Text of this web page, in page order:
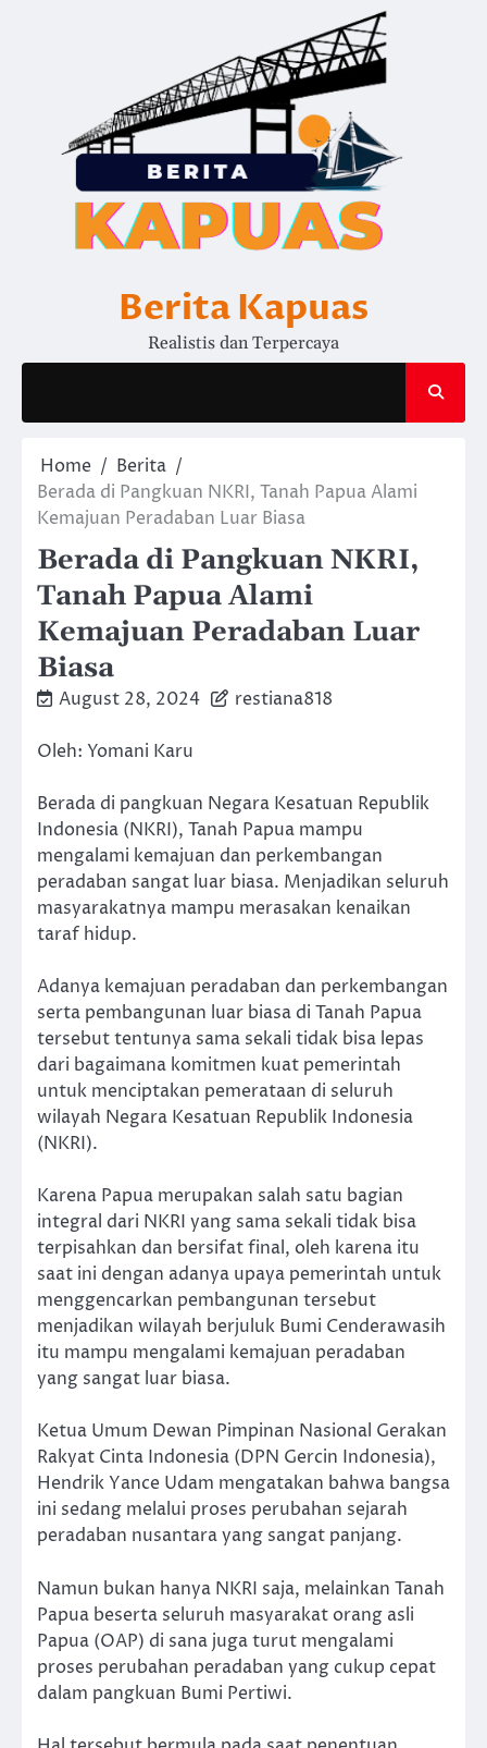
Berita Kapuas
Realistis dan Terpercaya
Home
Berita
⁠Berada di Pangkuan NKRI, Tanah Papua Alami
Kemajuan Peradaban Luar Biasa
⁠Berada di Pangkuan NKRI,
Tanah Papua Alami
Kemajuan Peradaban Luar
Biasa
August 28, 2024 restiana818
Oleh: Yomani Karu
Berada di pangkuan Negara Kesatuan Republik
Indonesia (NKRI), Tanah Papua mampu
mengalami kemajuan dan perkembangan
peradaban sangat luar biasa. Menjadikan seluruh
masyarakatnya mampu merasakan kenaikan
taraf hidup.
Adanya kemajuan peradaban dan perkembangan
serta pembangunan luar biasa di Tanah Papua
tersebut tentunya sama sekali tidak bisa lepas
dari bagaimana komitmen kuat pemerintah
untuk menciptakan pemerataan di seluruh
wilayah Negara Kesatuan Republik Indonesia
(NKRI).
Karena Papua merupakan salah satu bagian
integral dari NKRI yang sama sekali tidak bisa
terpisahkan dan bersifat final, oleh karena itu
saat ini dengan adanya upaya pemerintah untuk
menggencarkan pembangunan tersebut
menjadikan wilayah berjuluk Bumi Cenderawasih
itu mampu mengalami kemajuan peradaban
yang sangat luar biasa.
Ketua Umum Dewan Pimpinan Nasional Gerakan
Rakyat Cinta Indonesia (DPN Gercin Indonesia),
Hendrik Yance Udam mengatakan bahwa bangsa
ini sedang melalui proses perubahan sejarah
peradaban nusantara yang sangat panjang.
Namun bukan hanya NKRI saja, melainkan Tanah
Papua beserta seluruh masyarakat orang asli
Papua (OAP) di sana juga turut mengalami
proses perubahan peradaban yang cukup cepat
dalam pangkuan Bumi Pertiwi.